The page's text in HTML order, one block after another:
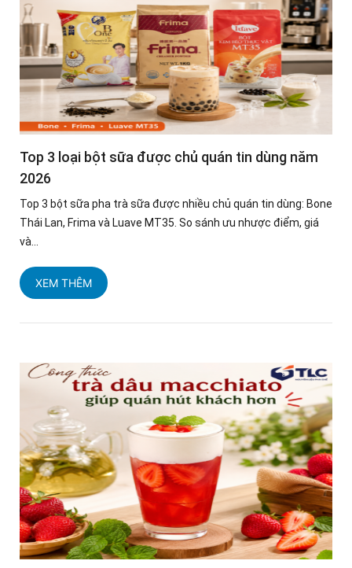
Top 3 loại bột sữa được chủ quán tin dùng năm
2026
Top 3 bột sữa pha trà sữa được nhiều chủ quán tin dùng: Bone
Thái Lan, Frima và Luave MT35. So sánh ưu nhược điểm, giá
và...
XEM THÊM